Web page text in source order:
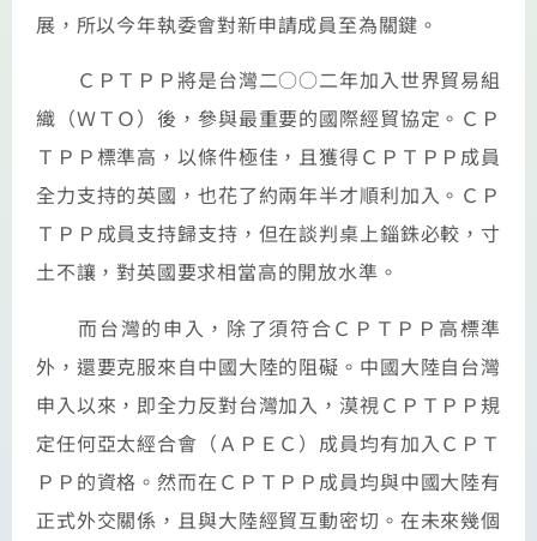
展，所以今年執委會對新申請成員至為關鍵。
ＣＰＴＰＰ將是台灣二○○二年加入世界貿易組
織（ＷＴＯ）後，參與最重要的國際經貿協定。ＣＰ
ＴＰＰ標準高，以條件極佳，且獲得ＣＰＴＰＰ成員
全力支持的英國，也花了約兩年半才順利加入。ＣＰ
ＴＰＰ成員支持歸支持，但在談判桌上錙銖必較，寸
土不讓，對英國要求相當高的開放水準。
而台灣的申入，除了須符合ＣＰＴＰＰ高標準
外，還要克服來自中國大陸的阻礙。中國大陸自台灣
申入以來，即全力反對台灣加入，漠視ＣＰＴＰＰ規
定任何亞太經合會（ＡＰＥＣ）成員均有加入ＣＰＴ
ＰＰ的資格。然而在ＣＰＴＰＰ成員均與中國大陸有
正式外交關係，且與大陸經貿互動密切。在未來幾個